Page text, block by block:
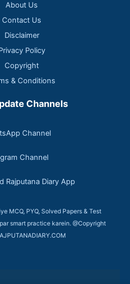
About Us
Contact Us
Disclaimer
Policy
Copyright
& Conditions
Channels
Channel
Channel
Rajputana Diary App
MCQ, PYQ, Solved Papers & Test
smart practice karein. @Copyright